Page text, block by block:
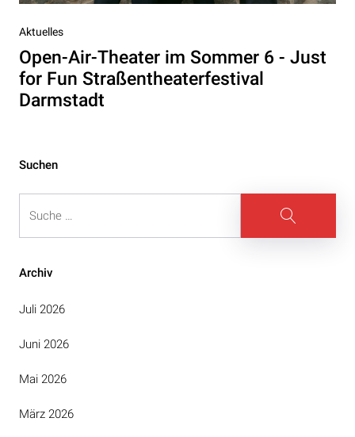
Nächster
Beitrag
Aktuelles
Open-Air-Theater im Sommer 6 - Just
for Fun Straßentheaterfestival
Darmstadt
Suchen
Suche
Archiv
Juli 2026
Juni 2026
Mai 2026
März 2026